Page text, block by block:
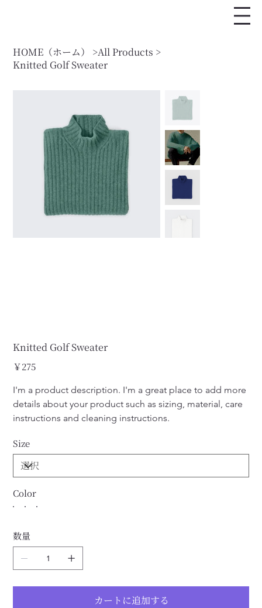
HOME（ホーム） >All Products >
Knitted Golf Sweater
Knitted Golf Sweater
価
格
￥275
I'm a product description. I'm a great place to add more
details about your product such as sizing, material, care
instructions and cleaning instructions.
Size
Color
数量
カートに追加する